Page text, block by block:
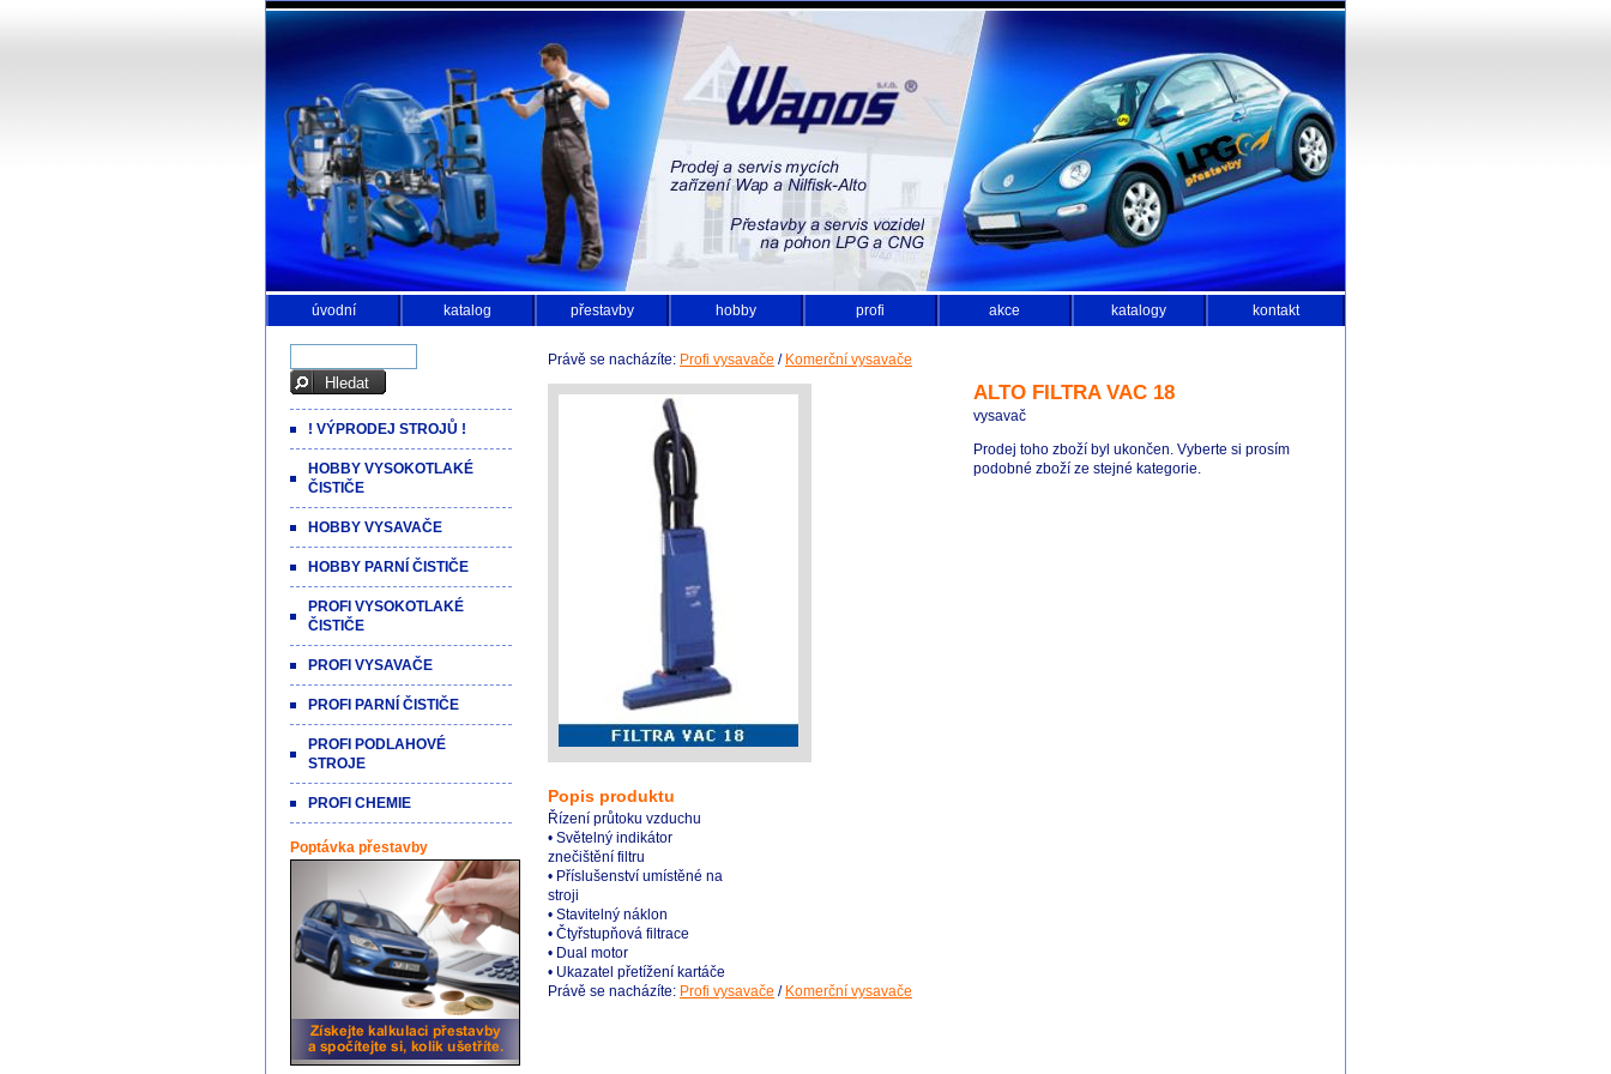
úvodní katalog přestavby hobby profi akce katalogy kontakt
Právě se nacházíte: Profi vysavače / Komerční vysavače
ALTO FILTRA VAC 18
vysavač
Prodej toho zboží byl ukončen. Vyberte si prosím
podobné zboží ze stejné kategorie.
Popis produktu
Řízení průtoku vzduchu
• Světelný indikátor
znečištění filtru
• Příslušenství umístěné na
stroji
• Stavitelný náklon
• Čtyřstupňová filtrace
• Dual motor
• Ukazatel přetížení kartáče
Právě se nacházíte: Profi vysavače / Komerční vysavače
! VÝPRODEJ STROJŮ !
HOBBY VYSOKOTLAKÉ
ČISTIČE
HOBBY VYSAVAČE
HOBBY PARNÍ ČISTIČE
PROFI VYSOKOTLAKÉ
ČISTIČE
PROFI VYSAVAČE
PROFI PARNÍ ČISTIČE
PROFI PODLAHOVÉ
STROJE
PROFI CHEMIE
Poptávka přestavby